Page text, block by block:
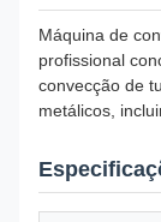
Máquina de
profissional
convecção de
metálicos,